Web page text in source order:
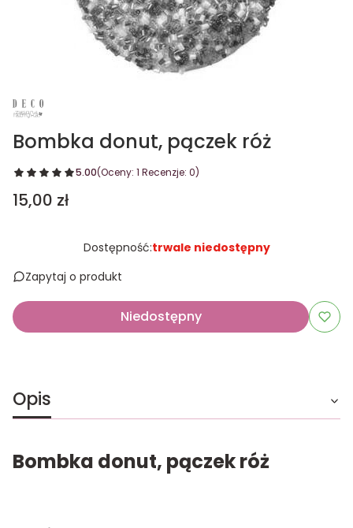
Bombka donut, pączek róż
5.00(Oceny: 1 Recenzje: 0)
Cena
15,00 zł
Dostępność:trwale niedostępny
Zapytaj o produkt
Niedostępny
Opis
Bombka donut, pączek róż